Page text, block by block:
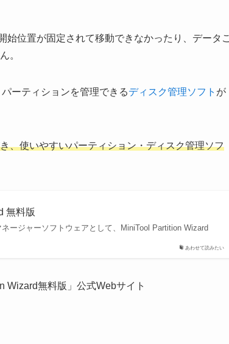
始位置が固定されて移動できなかったり、データ
。
ーティションを管理できるディスク管理ソフト が
、使いやすいパーティション・ディスク管理ソフ
あわせて読みたい
無料版
ージャーソフトウェアとして、MiniTool Partition Wizard
Wizard無料版」公式Webサイト